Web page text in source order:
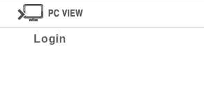
Login